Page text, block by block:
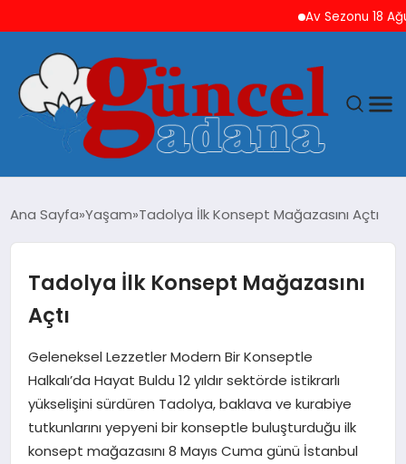
Av Sezonu 18
GÜNCEL
YAŞAM
SAĞLIK
SPOR
Ana Sayfa Yaşam Tadolya İlk Konsept Mağazasını Açtı
Tadolya İlk Konsept Mağazasını
Açtı
Geleneksel Lezzetler Modern Bir Konseptle
Halkalı’da Hayat Buldu 12 yıldır sektörde istikrarlı
yükselişini sürdüren Tadolya, baklava ve kurabiye
tutkunlarını yepyeni bir konseptle buluşturduğu ilk
konsept mağazasını 8 Mayıs Cuma günü İstanbul